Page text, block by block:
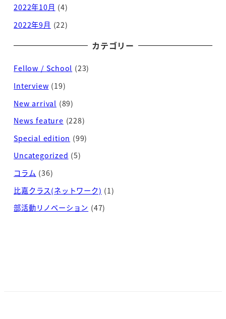
2022年10月 (4)
2022年9月 (22)
カテゴリー
Fellow / School (23)
Interview (19)
New arrival (89)
News feature (228)
Special edition (99)
Uncategorized (5)
コラム (36)
比嘉クラス(ネットワーク) (1)
部活動リノベーション (47)